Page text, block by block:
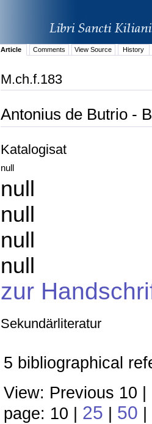
Article Comments View Source History
M.ch.f.183
Antonius de Butrio -
Katalogisat
null
null
null
null
null
zur
Sekundärliteratur
5 bibliographical
View: Previous 10
page: 10 | 25 | 50 |